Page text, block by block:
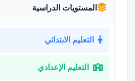
المستويات الدراسية
التعليم الابتدائي
التعليم الإعدادي